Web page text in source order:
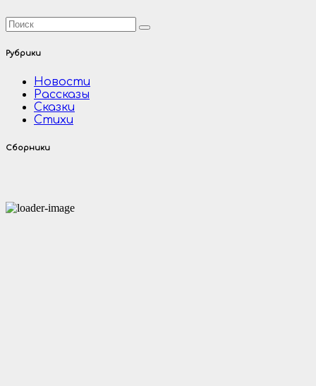
Рубрики
Новости
Рассказы
Сказки
Стихи
Сборники